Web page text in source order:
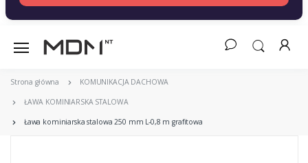
Strona główna KOMUNIKACJA DACHOWA
ŁAWA KOMINIARSKA STALOWA
Ława kominiarska stalowa 250 mm L-0,8 m grafitowa